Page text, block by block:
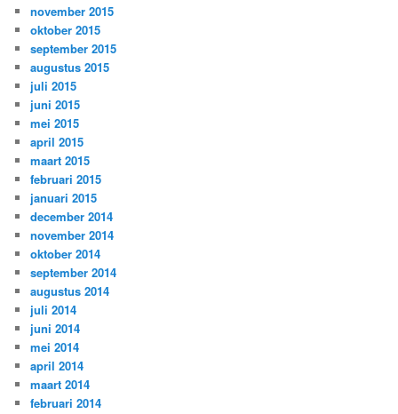
november 2015
oktober 2015
september 2015
augustus 2015
juli 2015
juni 2015
mei 2015
april 2015
maart 2015
februari 2015
januari 2015
december 2014
november 2014
oktober 2014
september 2014
augustus 2014
juli 2014
juni 2014
mei 2014
april 2014
maart 2014
februari 2014